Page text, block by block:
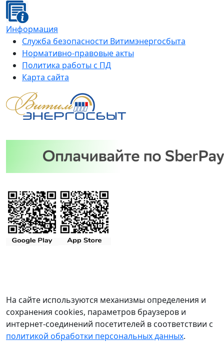
Информация
Служба безопасности Витимэнергосбыта
Нормативно-правовые акты
Политика работы с ПД
Карта сайта
На сайте используются механизмы определения и
сохранения cookies, параметров браузеров и
интернет-соединений посетителей в соответствии с
политикой обработки персональных данных.